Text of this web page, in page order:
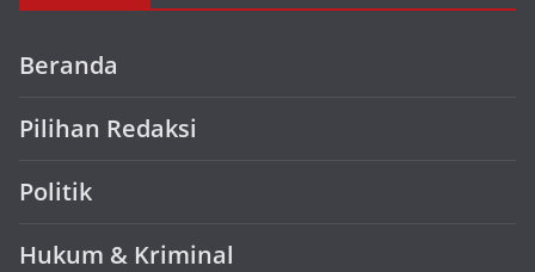
Beranda
Pilihan Redaksi
Politik
Hukum & Kriminal